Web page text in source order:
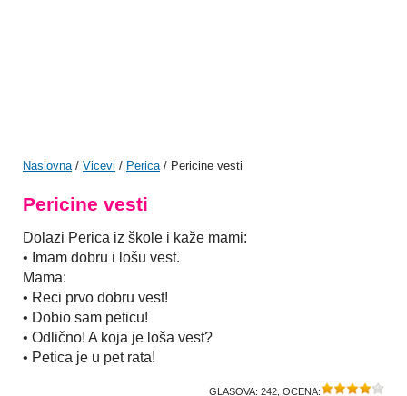
Naslovna/ Vicevi / Perica/ Pericine vesti
Pericine vesti
Dolazi Perica iz škole i kaže mami:
• Imam dobru i lošu vest.
Mama:
• Reci prvo dobru vest!
• Dobio sam peticu!
• Odlično! A koja je loša vest?
• Petica je u pet rata!
GLASOVA: 242 , OCENA: